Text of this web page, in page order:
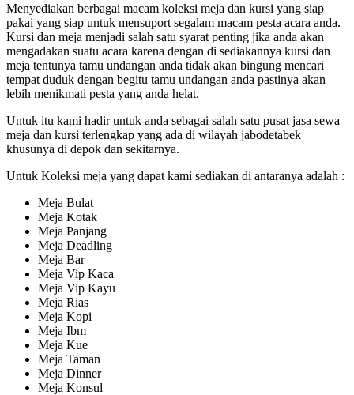
Menyediakan berbagai macam koleksi meja dan kursi yang siap
pakai yang siap untuk mensuport segalam macam pesta acara anda.
Kursi dan meja menjadi salah satu syarat penting jika anda akan
mengadakan suatu acara karena dengan di sediakannya kursi dan
meja tentunya tamu undangan anda tidak akan bingung mencari
tempat duduk dengan begitu tamu undangan anda pastinya akan
lebih menikmati pesta yang anda helat.
Untuk itu kami hadir untuk anda sebagai salah satu pusat jasa sewa
meja dan kursi terlengkap yang ada di wilayah jabodetabek
khusunya di depok dan sekitarnya.
Untuk Koleksi meja yang dapat kami sediakan di antaranya adalah :
Meja Bulat
Meja Kotak
Meja Panjang
Meja Deadling
Meja Bar
Meja Vip Kaca
Meja Vip Kayu
Meja Rias
Meja Kopi
Meja Ibm
Meja Kue
Meja Taman
Meja Dinner
Meja Konsul